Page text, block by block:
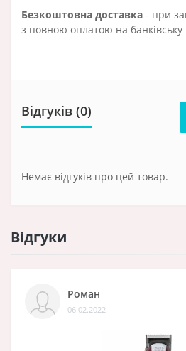
Безкоштовна доставка - при
з повною оплатою на банківську
Відгуків (0)
Немає відгуків про цей товар.
Відгуки
Роман
06.02.2022